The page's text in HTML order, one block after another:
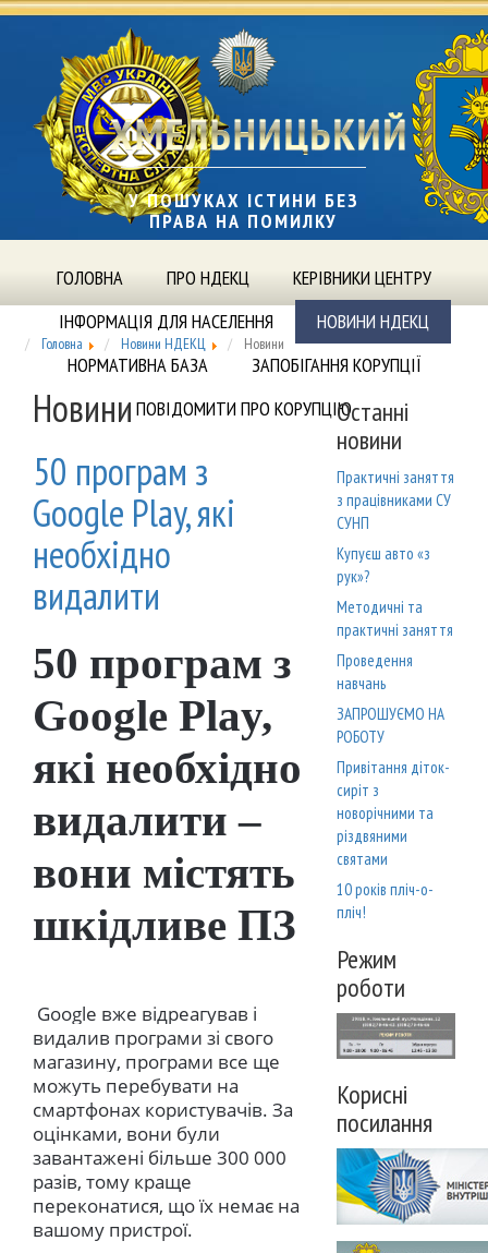
У ПОШУКАХ ІСТИНИ БЕЗ
ПРАВА НА ПОМИЛКУ
ГОЛОВНА ПРО НДЕКЦ
КЕРІВНИКИ ЦЕНТРУ
ІНФОРМАЦІЯ ДЛЯ НАСЕЛЕННЯ
НОВИНИ НДЕКЦ
НОРМАТИВНА БАЗА
ЗАПОБІГАННЯ КОРУПЦІЇ
ПОВІДОМИТИ ПРО КОРУПЦІЮ
Головна Новини НДЕКЦ Новини
Новини
50 програм з
Google Play, які
необхідно
видалити
50 програм з
Google Play,
які необхідно
видалити –
вони містять
шкідливе ПЗ
Google вже відреагував і
видалив програми зі свого
магазину, програми все ще
можуть перебувати на
смартфонах користувачів. За
оцінками, вони були
завантажені більше 300 000
разів, тому краще
переконатися, що їх немає на
вашому пристрої.
Останні
новини
Практичні заняття
з працівниками СУ
СУНП
Купуєш авто «з
рук»?
Методичні та
практичні заняття
Проведення
навчань
ЗАПРОШУЄМО НА
РОБОТУ
Привітання діток-
сиріт з
новорічними та
різдвяними
святами
10 років пліч-о-
пліч!
Режим
роботи
Корисні
посилання